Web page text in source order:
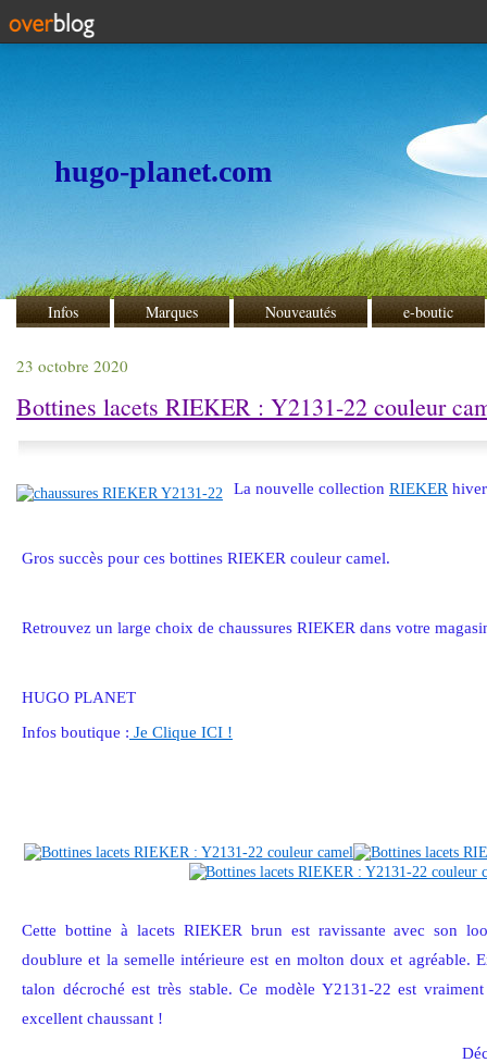
hugo-planet.com
Infos Marques Nouveautés e-boutic
23 octobre 2020
Bottines lacets RIEKER : Y2131-22 couleur
La nouvelle collection RIEKER
Gros succès pour ces bottines RIEKER couleur camel.
Retrouvez un large choix de chaussures RIEKER dans votre
HUGO PLANET
Infos boutique : Je Clique ICI !
Cette bottine à lacets RIEKER brun est ravissante avec son
doublure et la semelle intérieure est en molton doux et agréable.
talon décroché est très stable. Ce modèle Y2131-22 est
excellent chaussant !